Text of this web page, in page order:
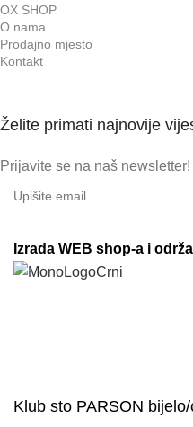
OX SHOP
O nama
Prodajno mjesto
Kontakt
Želite primati najnovije
Prijavite se na naš newsletter!
Izrada WEB shop-a i
Klub sto PARSON